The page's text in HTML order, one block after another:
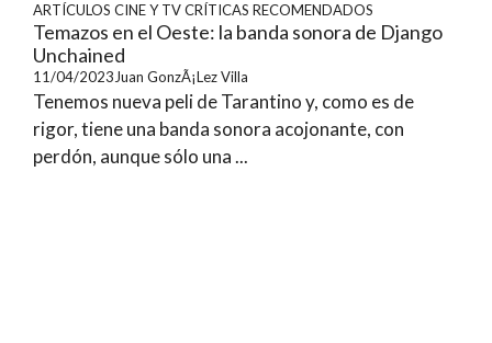
ARTÍCULOS CINE Y TVCRÍTICAS RECOMENDADOS
Temazos en el Oeste: la banda sonora de Django
Unchained
11/04/2023 Juan GonzÃ¡lez Villa
Tenemos nueva peli de Tarantino y, como es de
rigor, tiene una banda sonora acojonante, con
perdón, aunque sólo una ...